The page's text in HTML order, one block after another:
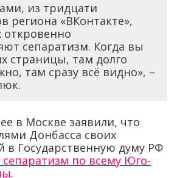
из тридцати
региона «ВКонтакте»,
откровенно
сепаратизм. Когда вы
страницы, там долго
там сразу всё видно», –
в Москве заявили, что
Донбасса своих
в Государственную думу РФ
по всему Юго-
.